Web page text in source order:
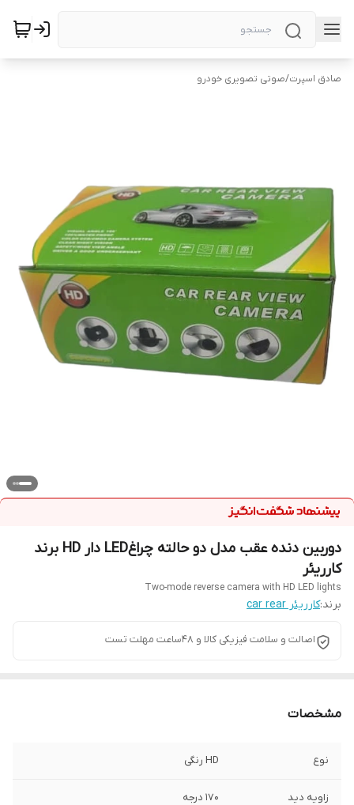
صادق اسپرت/صوتی تصویری خودرو
دوربین دنده عقب مدل دو حالته چراغLED دار HD برند
کارریئر
Two-mode reverse camera with HD LED lights
برند:کارریئر car rear
اصالت و سلامت فیزیکی کالا و 48ساعت مهلت تست
مشخصات
نوع HD رنگی
زاویه دید 170 درجه